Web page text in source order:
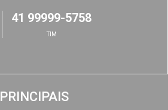
41 99999-5758
TIM
PRINCIPAIS